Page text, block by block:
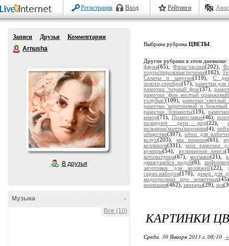
Регистрация Вход Рейтинги
Записи Друзья
Комментарии
Arnusha
В друзья
-
Музыка
Все (10)
Выбрана рубрика ЦВЕТЫ
Другие рубрики в этом дневнике:
фауна(65),Флеш-часики(202),
торты'пирожные'печенье(162),
Салаты и закуски(119),С
золото,серебро(17), рамочки для
рамочки 'черный фон'(37),
рамочки 'фон желтый
голубые'(109), рамочки 'светлый
рамочки 'коричневый и
рамочки 'блокноты'(19),
юмор(71), Православие(46),
позируют дети png(22),
пельмени'манты'вареники(4),
общество(397),обои для
вслух(203),мы помним(61),
коллажом(331),мои рамочки
кумиры(54), кулинарная книга
котоматрица(67),коллажи(21),
движущейся водой(6),
заготовки 'для коллажей'(22),
скрап.наборов(170), декор для
видеоролики про животных
анимация(462), аватары(29), sos
КАРТИНКИ
Среда, 30 Января 2013 г. 08:10